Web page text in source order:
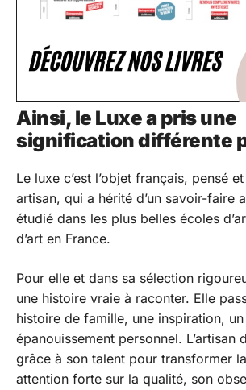
Ainsi, le Luxe a pris une
signification différente
Le luxe c’est l’objet français, pensé
artisan, qui a hérité d’un savoir-faire
étudié dans les plus belles écoles
d’art en France.
Pour elle et dans sa sélection
une histoire vraie à raconter. Elle
histoire de famille, une inspiration,
épanouissement personnel. L’artisan
grâce à son talent pour transformer
attention forte sur la qualité, son